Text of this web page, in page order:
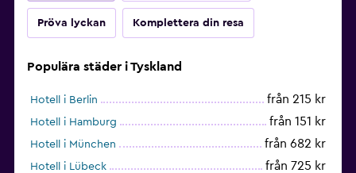
Pröva lyckan Komplettera din resa
Populära städer i Tyskland
Hotell i Berlin från 215 kr
Hotell i Hamburg från 151 kr
Hotell i München från 682 kr
Hotell i Lübeck från 725 kr